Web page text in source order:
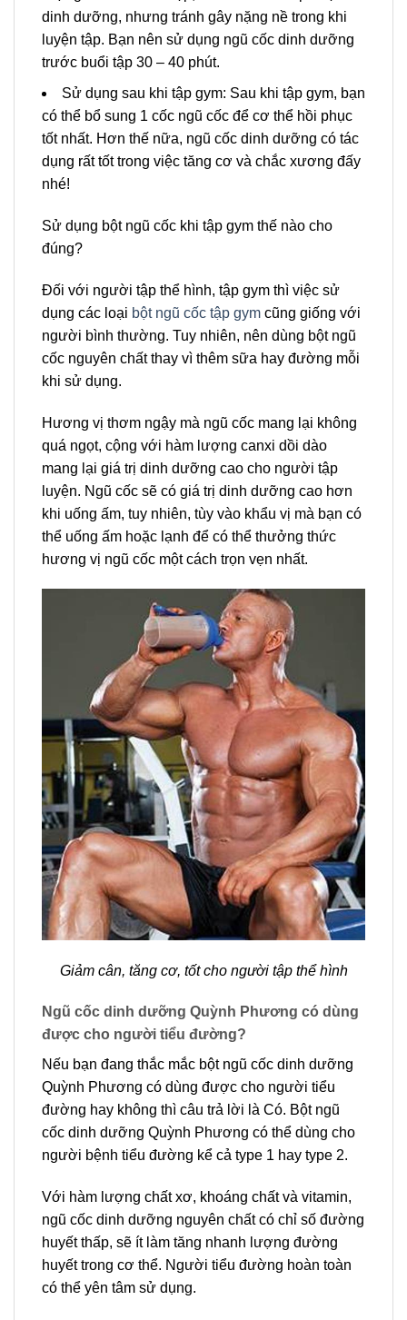
dinh dưỡng, nhưng tránh gây nặng nề trong khi
luyện tập. Bạn nên sử dụng ngũ cốc dinh dưỡng
trước buổi tập 30 – 40 phút.
Sử dụng sau khi tập gym: Sau khi tập gym, bạn
có thể bổ sung 1 cốc ngũ cốc để cơ thể hồi phục
tốt nhất. Hơn thế nữa, ngũ cốc dinh dưỡng có tác
dụng rất tốt trong việc tăng cơ và chắc xương đấy
nhé!
Sử dụng bột ngũ cốc khi tập gym thế nào cho
đúng?
Đối với người tập thể hình, tập gym thì việc sử
dụng các loại bột ngũ cốc tập gym cũng giống với
người bình thường. Tuy nhiên, nên dùng bột ngũ
cốc nguyên chất thay vì thêm sữa hay đường mỗi
khi sử dụng.
Hương vị thơm ngậy mà ngũ cốc mang lại không
quá ngọt, cộng với hàm lượng canxi dồi dào
mang lại giá trị dinh dưỡng cao cho người tập
luyện. Ngũ cốc sẽ có giá trị dinh dưỡng cao hơn
khi uống ấm, tuy nhiên, tùy vào khẩu vị mà bạn có
thể uống ấm hoặc lạnh để có thể thưởng thức
hương vị ngũ cốc một cách trọn vẹn nhất.
Giảm cân, tăng cơ, tốt cho người tập thể hình
Ngũ cốc dinh dưỡng Quỳnh Phương có dùng
được cho người tiểu đường?
Nếu bạn đang thắc mắc bột ngũ cốc dinh dưỡng
Quỳnh Phương có dùng được cho người tiểu
đường hay không thì câu trả lời là Có. Bột ngũ
cốc dinh dưỡng Quỳnh Phương có thể dùng cho
người bệnh tiểu đường kể cả type 1 hay type 2.
Với hàm lượng chất xơ, khoáng chất và vitamin,
ngũ cốc dinh dưỡng nguyên chất có chỉ số đường
huyết thấp, sẽ ít làm tăng nhanh lượng đường
huyết trong cơ thể. Người tiểu đường hoàn toàn
có thể yên tâm sử dụng.